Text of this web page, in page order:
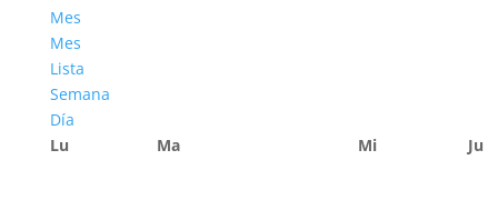
Mes
Mes
Lista
Semana
Día
Lu
Ma Mi Ju